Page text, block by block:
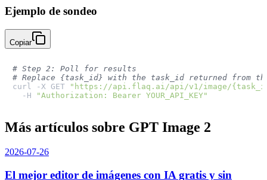
Ejemplo de sondeo
Copiar
# Step 2: Poll for results
# Replace {task_id} with the task_id returned from
curl -X GET
"https://api.flaq.ai/api/v1/image/
  -H
"Authorization: Bearer YOUR_API_KEY"
Más artículos sobre GPT Image 2
2026-07-26
El mejor editor de imágenes con IA gratis y sin